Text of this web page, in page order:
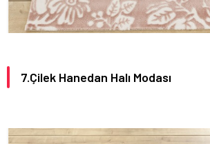
7.Çilek Hanedan Halı Modası